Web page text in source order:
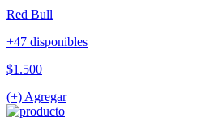
Red Bull
+47 disponibles
$1.500
(+) Agregar